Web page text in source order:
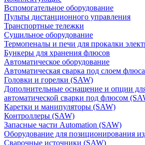
Вспомогательное оборудование
Пульты дистанционного управления
Транспортные тележки
Сушильное оборудование
Термопеналы и печи для прокалки
Бункеры для хранения флюсов
Автоматическое оборудование
Автоматическая сварка под слоем
Головки и горелки (SAW)
Дополнительные оснащение и опции
автоматической сварки под флюсом
Каретки и манипуляторы (SAW)
Контроллеры (SAW)
Запасные части Automation (SAW)
Оборудование для позиционирования
Сварочные источники (SAW)